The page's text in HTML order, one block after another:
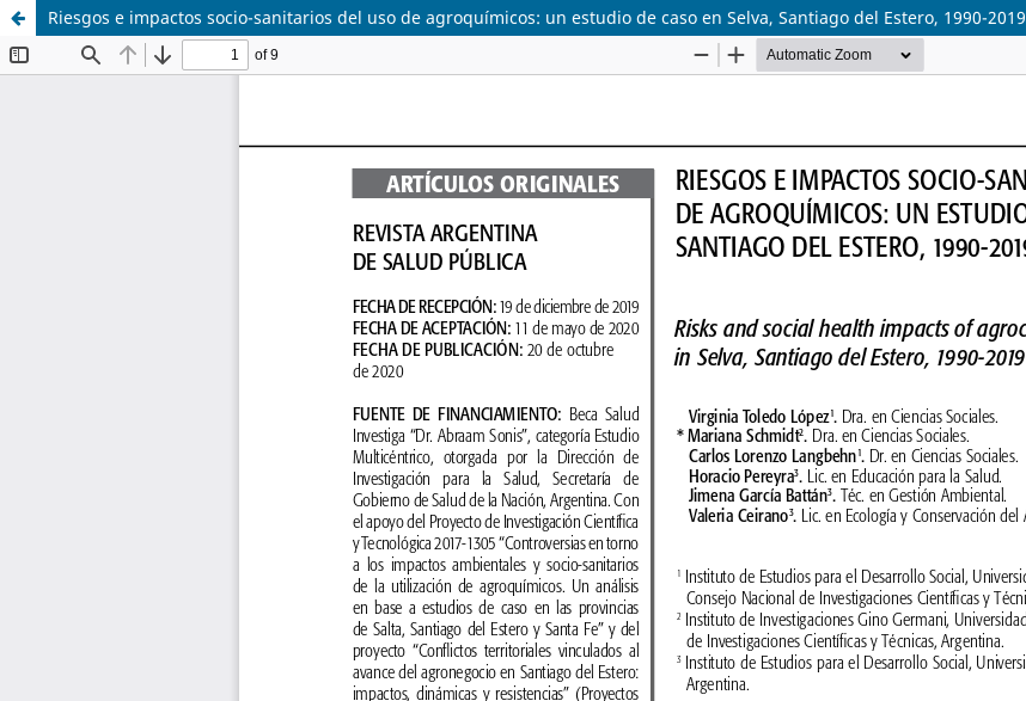
Riesgos e impactos socio-sanitarios del uso de agroquímicos: un estudio de caso en Selva, Santiago del Estero, 1990-2019